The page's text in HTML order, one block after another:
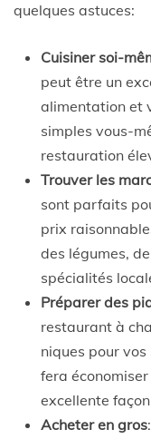
quelques astuces:
Cuisiner soi-
peut être un
alimentation et
simples vous-
restauration
Trouver les
sont parfaits
prix
des légumes,
spécialités
Préparer des
restaurant à
niques pour
fera économiser
excellente
Acheter en gros